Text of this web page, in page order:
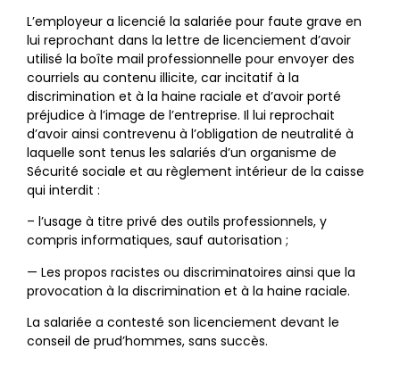
L’employeur a licencié la salariée pour faute grave en
lui reprochant dans la lettre de licenciement d’avoir
utilisé la boîte mail professionnelle pour envoyer des
courriels au contenu illicite, car incitatif à la
discrimination et à la haine raciale et d’avoir porté
préjudice à l’image de l’entreprise. Il lui reprochait
d’avoir ainsi contrevenu à l’obligation de neutralité à
laquelle sont tenus les salariés d’un organisme de
Sécurité sociale et au règlement intérieur de la caisse
qui interdit :
– l’usage à titre privé des outils professionnels, y
compris informatiques, sauf autorisation ;
— Les propos racistes ou discriminatoires ainsi que la
provocation à la discrimination et à la haine raciale.
La salariée a contesté son licenciement devant le
conseil de prud’hommes, sans succès.